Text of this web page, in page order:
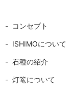
コンセプト
ISHIMOについて
石種の紹介
灯篭について